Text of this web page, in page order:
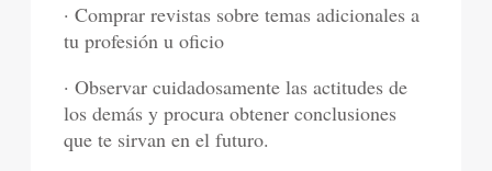
· Comprar revistas sobre temas adicionales a
tu profesión u oficio
· Observar cuidadosamente las actitudes de
los demás y procura obtener conclusiones
que te sirvan en el futuro.